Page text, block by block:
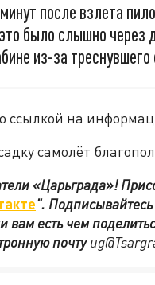
после взлета
было слышно через
из-за
ссылкой на
самолёт
«Царьграда»!
".
вам есть чем
почту